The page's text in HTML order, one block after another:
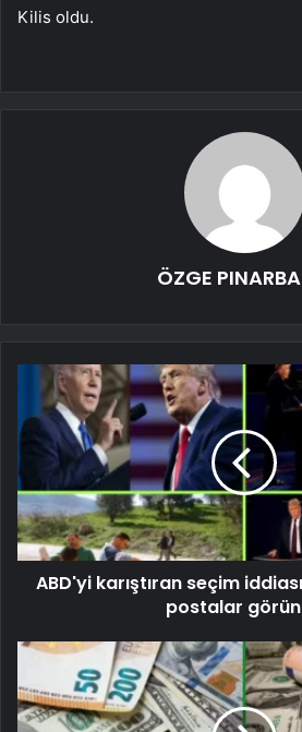
Kilis oldu.
ÖZGE
ABD'yi karıştıran seçim
postalar